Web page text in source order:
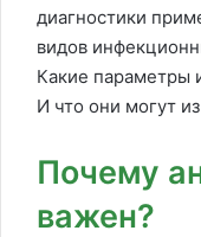
диагностики
видов
Какие параметры
И что они могут
Почему
важен?